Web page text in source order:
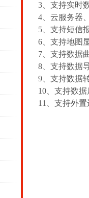
3、支持实时
4、云服务器
5、支持短信
6、支持地图
7、支持数据
8、支持数据
9、支持数据
10、支持数
11、支持外置